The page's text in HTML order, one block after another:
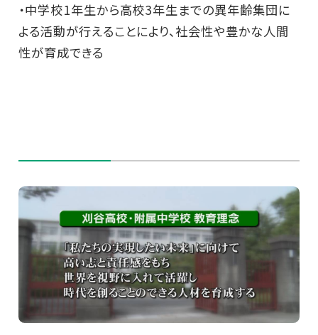
・中学校1年生から高校3年生までの異年齢集団に
よる活動が行えることにより、社会性や豊かな人間
性が育成できる